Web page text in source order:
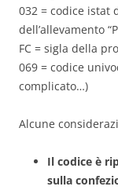
032 = codice istat
dell’allevamento
FC = sigla della
069 = codice
complicato…)
Alcune
Il codice è
sulla